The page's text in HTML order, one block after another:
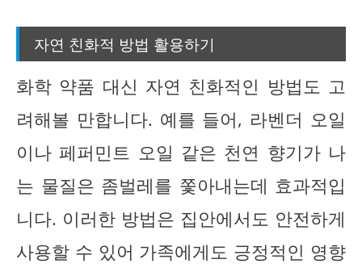
자연 친화적 방법 활용하기
화학 약품 대신 자연 친화적인 방법도 고
려해볼 만합니다. 예를 들어, 라벤더 오일
이나 페퍼민트 오일 같은 천연 향기가 나
는 물질은 좀벌레를 쫓아내는데 효과적입
니다. 이러한 방법은 집안에서도 안전하게
사용할 수 있어 가족에게도 긍정적인 영향